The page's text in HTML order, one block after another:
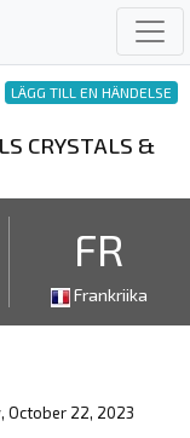
LÄGG TILL EN HÄNDELSE
CRYSTALS &
FR
Frankriika
October 22, 2023